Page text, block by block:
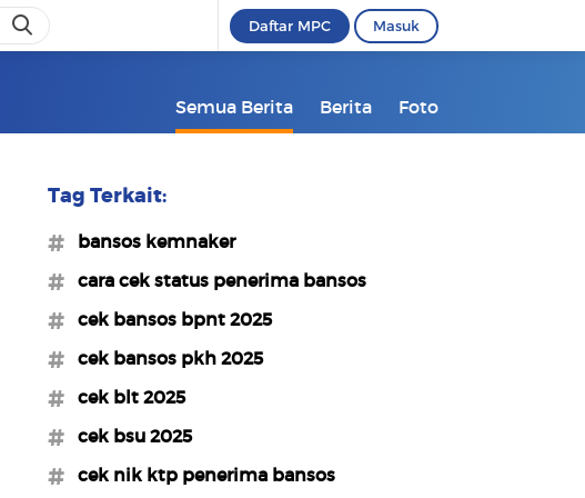
Daftar MPC Masuk
Semua Berita Berita Foto
Tag Terkait:
#bansos kemnaker
#cara cek status penerima bansos
#cek bansos bpnt 2025
#cek bansos pkh 2025
#cek blt 2025
#cek bsu 2025
#cek nik ktp penerima bansos